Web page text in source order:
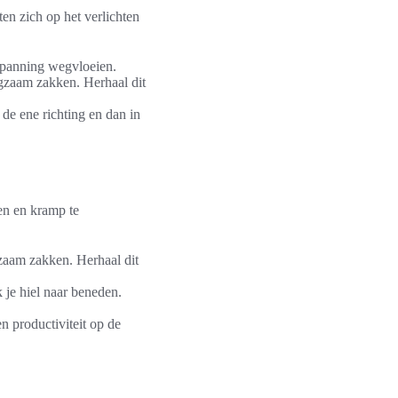
zich op het verlichten
wegvloeien.
zakken. Herhaal dit
ene richting en dan in
en kramp te
zakken. Herhaal dit
je hiel naar beneden.
productiviteit op de